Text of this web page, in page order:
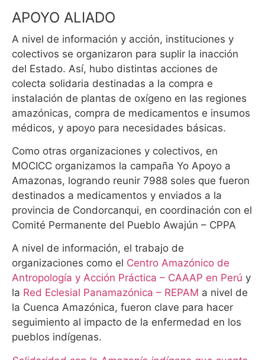
APOYO ALIADO
A nivel de información y acción, instituciones y
colectivos se organizaron para suplir la inacción
del Estado. Así, hubo distintas acciones de
colecta solidaria destinadas a la compra e
instalación de plantas de oxígeno en las regiones
amazónicas, compra de medicamentos e insumos
médicos, y apoyo para necesidades básicas.
Como otras organizaciones y colectivos, en
MOCICC organizamos la campaña Yo Apoyo a
Amazonas, logrando reunir 7988 soles que fueron
destinados a medicamentos y enviados a la
provincia de Condorcanqui, en coordinación con el
Comité Permanente del Pueblo Awajún – CPPA
A nivel de información, el trabajo de
organizaciones como el Centro Amazónico de
Antropología y Acción Práctica – CAAAP en Perú y
la Red Eclesial Panamazónica – REPAM a nivel de
la Cuenca Amazónica, fueron clave para hacer
seguimiento al impacto de la enfermedad en los
pueblos indígenas.